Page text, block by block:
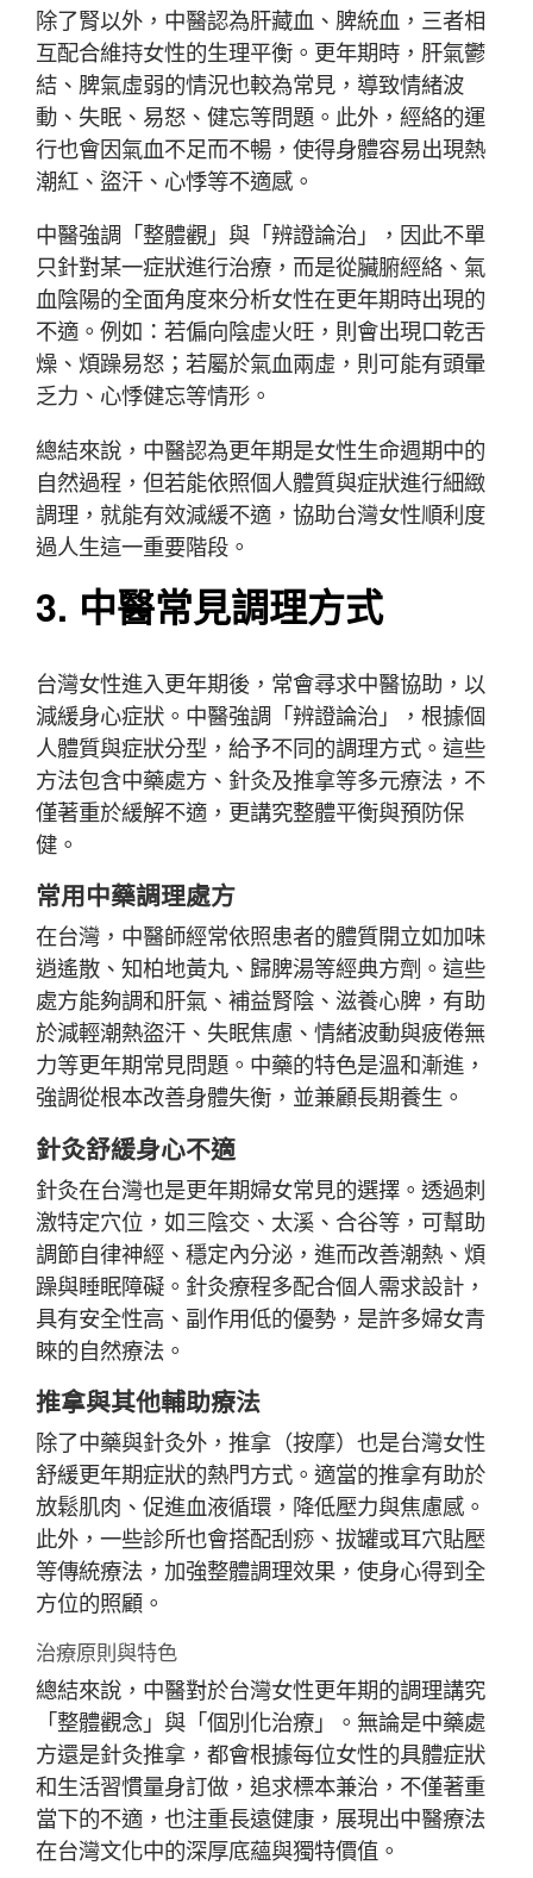
除了腎以外，中醫認為肝藏血、脾統血，三者相
互配合維持女性的生理平衡。更年期時，肝氣鬱
結、脾氣虛弱的情況也較為常見，導致情緒波
動、失眠、易怒、健忘等問題。此外，經絡的運
行也會因氣血不足而不暢，使得身體容易出現熱
潮紅、盜汗、心悸等不適感。
中醫強調「整體觀」與「辨證論治」，因此不單
只針對某一症狀進行治療，而是從臟腑經絡、氣
血陰陽的全面角度來分析女性在更年期時出現的
不適。例如：若偏向陰虛火旺，則會出現口乾舌
燥、煩躁易怒；若屬於氣血兩虛，則可能有頭暈
乏力、心悸健忘等情形。
總結來說，中醫認為更年期是女性生命週期中的
自然過程，但若能依照個人體質與症狀進行細緻
調理，就能有效減緩不適，協助台灣女性順利度
過人生這一重要階段。
3. 中醫常見調理方式
台灣女性進入更年期後，常會尋求中醫協助，以
減緩身心症狀。中醫強調「辨證論治」，根據個
人體質與症狀分型，給予不同的調理方式。這些
方法包含中藥處方、針灸及推拿等多元療法，不
僅著重於緩解不適，更講究整體平衡與預防保
健。
常用中藥調理處方
在台灣，中醫師經常依照患者的體質開立如加味
逍遙散、知柏地黃丸、歸脾湯等經典方劑。這些
處方能夠調和肝氣、補益腎陰、滋養心脾，有助
於減輕潮熱盜汗、失眠焦慮、情緒波動與疲倦無
力等更年期常見問題。中藥的特色是溫和漸進，
強調從根本改善身體失衡，並兼顧長期養生。
針灸舒緩身心不適
針灸在台灣也是更年期婦女常見的選擇。透過刺
激特定穴位，如三陰交、太溪、合谷等，可幫助
調節自律神經、穩定內分泌，進而改善潮熱、煩
躁與睡眠障礙。針灸療程多配合個人需求設計，
具有安全性高、副作用低的優勢，是許多婦女青
睞的自然療法。
推拿與其他輔助療法
除了中藥與針灸外，推拿（按摩）也是台灣女性
舒緩更年期症狀的熱門方式。適當的推拿有助於
放鬆肌肉、促進血液循環，降低壓力與焦慮感。
此外，一些診所也會搭配刮痧、拔罐或耳穴貼壓
等傳統療法，加強整體調理效果，使身心得到全
方位的照顧。
治療原則與特色
總結來說，中醫對於台灣女性更年期的調理講究
「整體觀念」與「個別化治療」。無論是中藥處
方還是針灸推拿，都會根據每位女性的具體症狀
和生活習慣量身訂做，追求標本兼治，不僅著重
當下的不適，也注重長遠健康，展現出中醫療法
在台灣文化中的深厚底蘊與獨特價值。